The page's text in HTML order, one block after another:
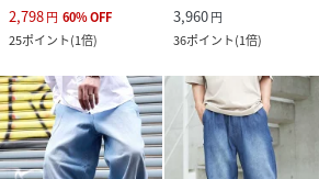
2,798円 60%OFF
25ポイント(1倍)
3,960円
36ポイント(1倍)